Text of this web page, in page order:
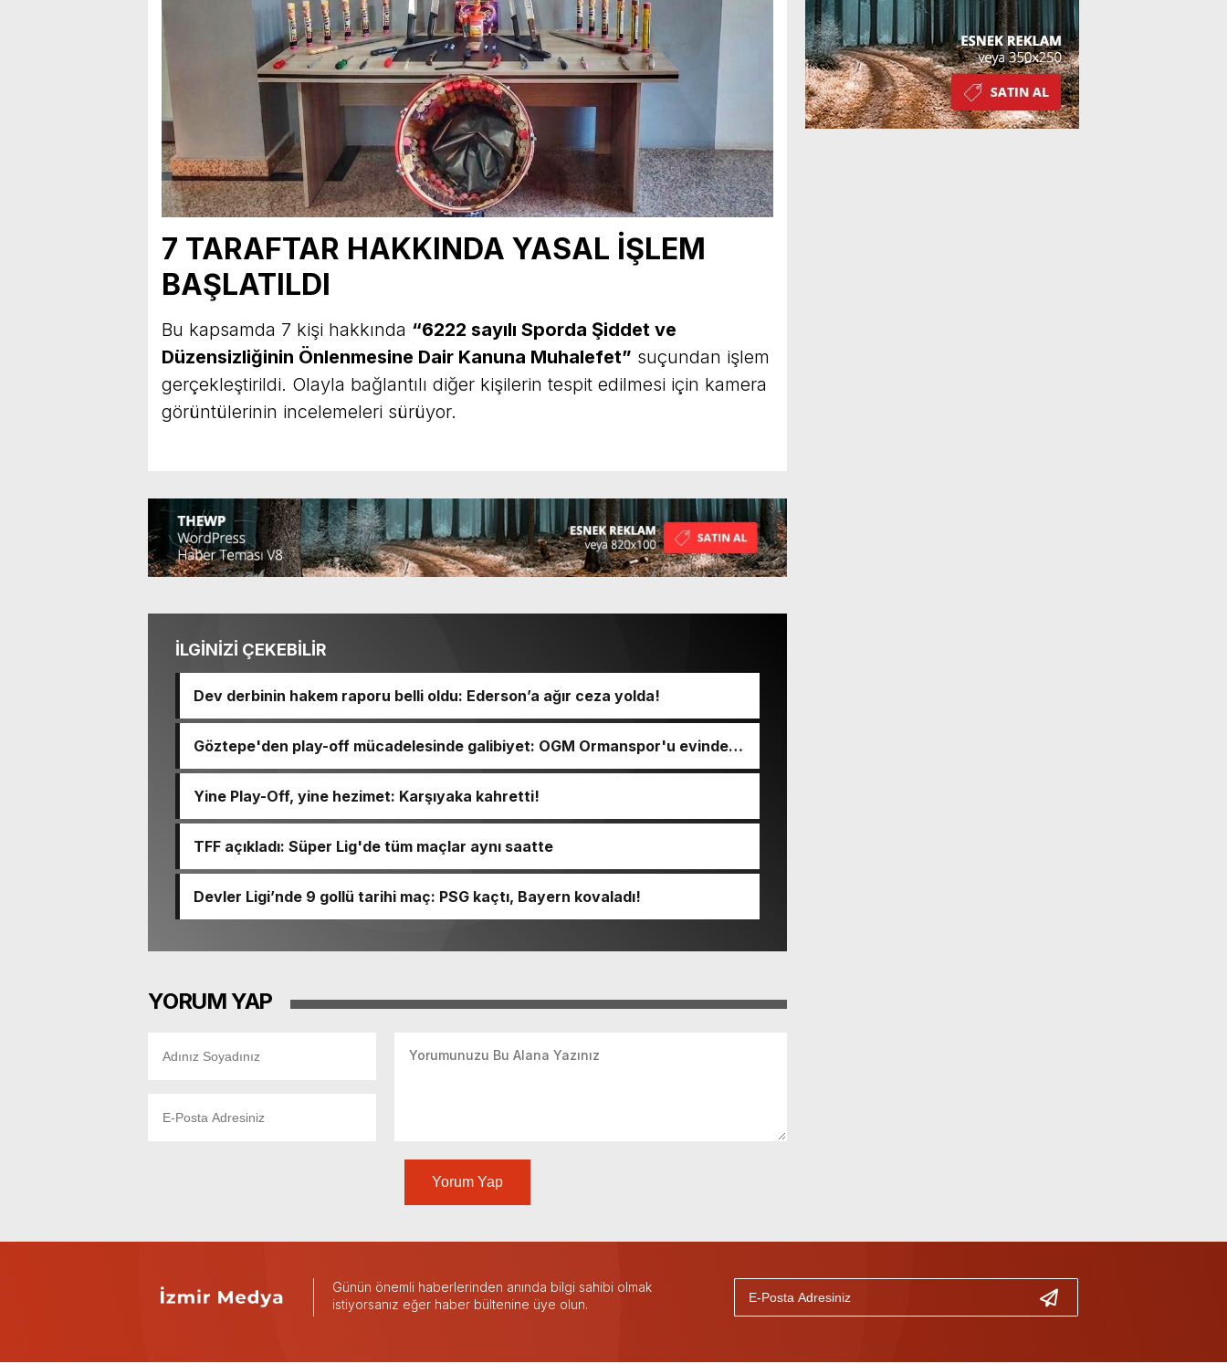
7 TARAFTAR HAKKINDA YASAL İŞLEM
BAŞLATILDI
Bu kapsamda 7 kişi hakkında “6222 sayılı Sporda Şiddet ve
Düzensizliğinin Önlenmesine Dair Kanuna Muhalefet” suçundan işlem
gerçekleştirildi. Olayla bağlantılı diğer kişilerin tespit edilmesi için kamera
görüntülerinin incelemeleri sürüyor.
İLGİNİZİ ÇEKEBİLİR
Dev derbinin hakem raporu belli oldu: Ederson’a ağır ceza yolda!
Göztepe'den play-off mücadelesinde galibiyet: OGM Ormanspor'u evinde
Yine Play-Off, yine hezimet: Karşıyaka kahretti!
TFF açıkladı: Süper Lig'de tüm maçlar aynı saatte
Devler Ligi’nde 9 gollü tarihi maç: PSG kaçtı, Bayern kovaladı!
YORUM YAP
Yorum Yap
Günün önemli haberlerinden anında bilgi sahibi olmak
istiyorsanız eğer haber bültenine üye olun.